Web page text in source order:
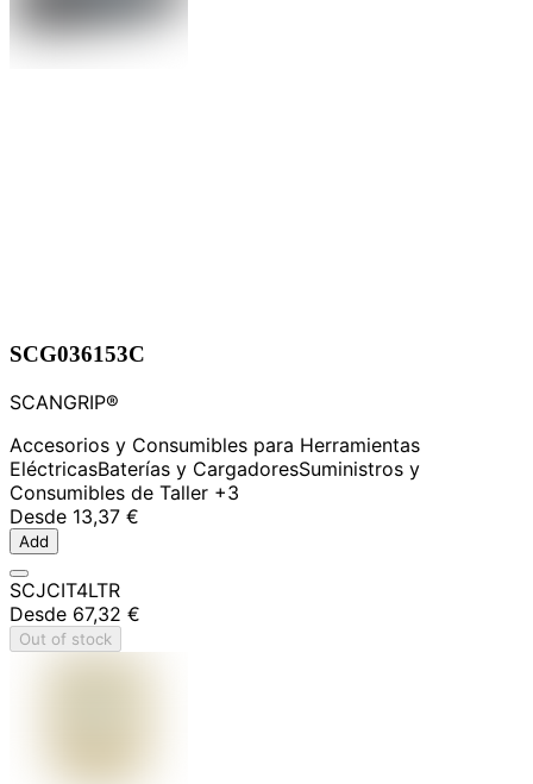
SCG036153C
SCANGRIP®
Accesorios y Consumibles para Herramientas
EléctricasBaterías y CargadoresSuministros y
Consumibles de Taller +3
Desde 13,37 €
Add
SCJCIT4LTR
Desde 67,32 €
Out of stock